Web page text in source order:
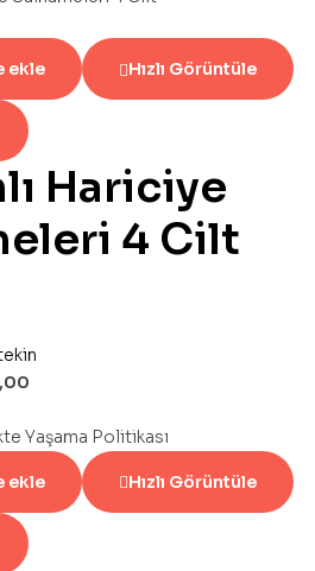
ekle Hızlı Görüntüle
Hariciye
4 Cilt
ekle Hızlı Görüntüle